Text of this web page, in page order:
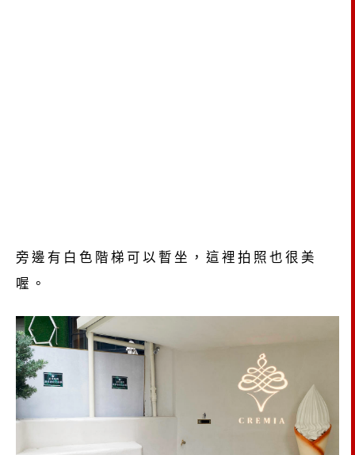
旁邊有白色階梯可以暫坐，這裡拍照也很美
喔。